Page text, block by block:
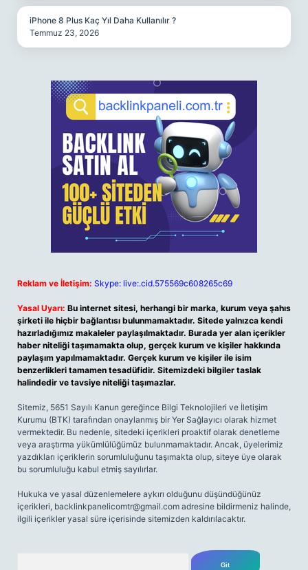
iPhone 8 Plus Kaç Yıl Daha Kullanılır ?
Temmuz 23, 2026
Reklam ve İletişim: Skype: live:.cid.575569c608265c69
Yasal Uyarı: Bu internet sitesi, herhangi bir marka, kurum veya şahıs
şirketi ile hiçbir bağlantısı bulunmamaktadır. Sitede yalnızca kendi
hazırladığımız makaleler paylaşılmaktadır. Burada yer alan içerikler
haber niteliği taşımamakta olup, gerçek kurum ve kişiler hakkında
paylaşım yapılmamaktadır. Gerçek kurum ve kişiler ile isim
benzerlikleri tamamen tesadüfidir. Sitemizdeki bilgiler taslak
halindedir ve tavsiye niteliği taşımazlar.
Sitemiz, 5651 Sayılı Kanun gereğince Bilgi Teknolojileri ve İletişim
Kurumu (BTK) tarafından onaylanmış bir Yer Sağlayıcı olarak hizmet
vermektedir. Bu nedenle, sitedeki içerikleri proaktif olarak denetleme
veya araştırma yükümlülüğümüz bulunmamaktadır. Ancak, üyelerimiz
yazdıkları içeriklerin sorumluluğunu taşımakta olup, siteye üye olarak
bu sorumluluğu kabul etmiş sayılırlar.
Hukuka ve yasal düzenlemelere aykırı olduğunu düşündüğünüz
içerikleri, backlinkpanelicomtr@gmail.com adresine bildirmeniz halinde,
ilgili içerikler yasal süre içerisinde sitemizden kaldırılacaktır.